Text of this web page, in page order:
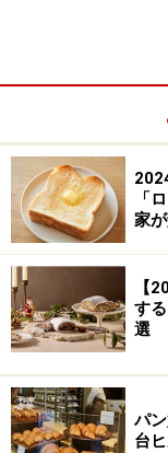
「
家が
【
す
選
パ
台